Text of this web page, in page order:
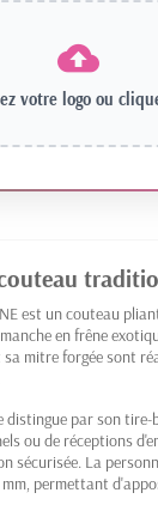
votre logo ou
est un couteau
en frêne
sa mitre forgée sont
distingue par son
ou de réceptions
sécurisée. La
permettant